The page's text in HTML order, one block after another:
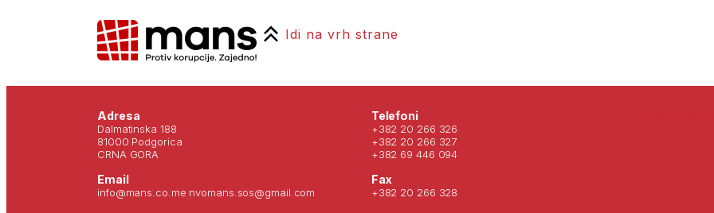
Idi na vrh strane
Adresa
Dalmatinska 188
81000 Podgorica
CRNA GORA
Email
info@mans.co.me nvomans.sos@gmail.com
Telefoni
+382 20 266 326
+382 20 266 327
+382 69 446 094
Fax
+382 20 266 328